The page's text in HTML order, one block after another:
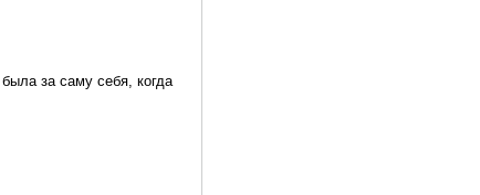
за саму себя, когда